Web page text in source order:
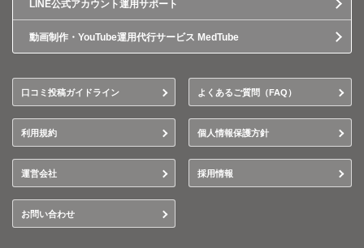
LINE公式アカウント運用サポート
動画制作・YouTube運用代行サービス MedTube
口コミ投稿ガイドライン よくあるご質問（FAQ）
利用規約 個人情報保護方針
運営会社 採用情報
お問い合わせ